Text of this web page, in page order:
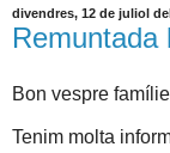
divendres, 12 de juliol
Remuntada
Bon vespre
Tenim molta